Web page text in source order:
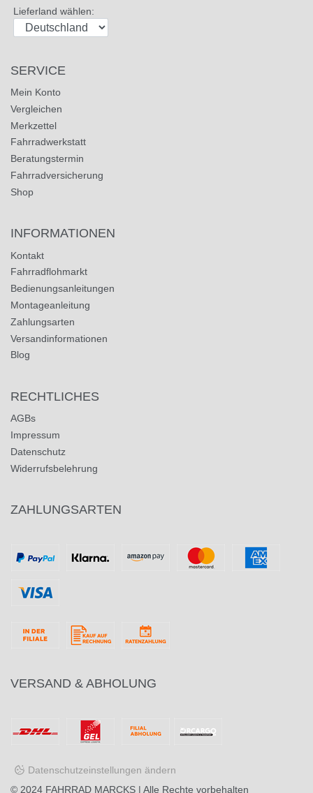
Lieferland wählen:
SERVICE
Mein Konto
Vergleichen
Merkzettel
Fahrradwerkstatt
Beratungstermin
Fahrradversicherung
Shop
INFORMATIONEN
Kontakt
Fahrradflohmarkt
Bedienungsanleitungen
Montageanleitung
Zahlungsarten
Versandinformationen
Blog
RECHTLICHES
AGBs
Impressum
Datenschutz
Widerrufsbelehrung
ZAHLUNGSARTEN
VERSAND & ABHOLUNG
Datenschutzeinstellungen ändern
© 2024 FAHRRAD MARCKS | Alle Rechte vorbehalten